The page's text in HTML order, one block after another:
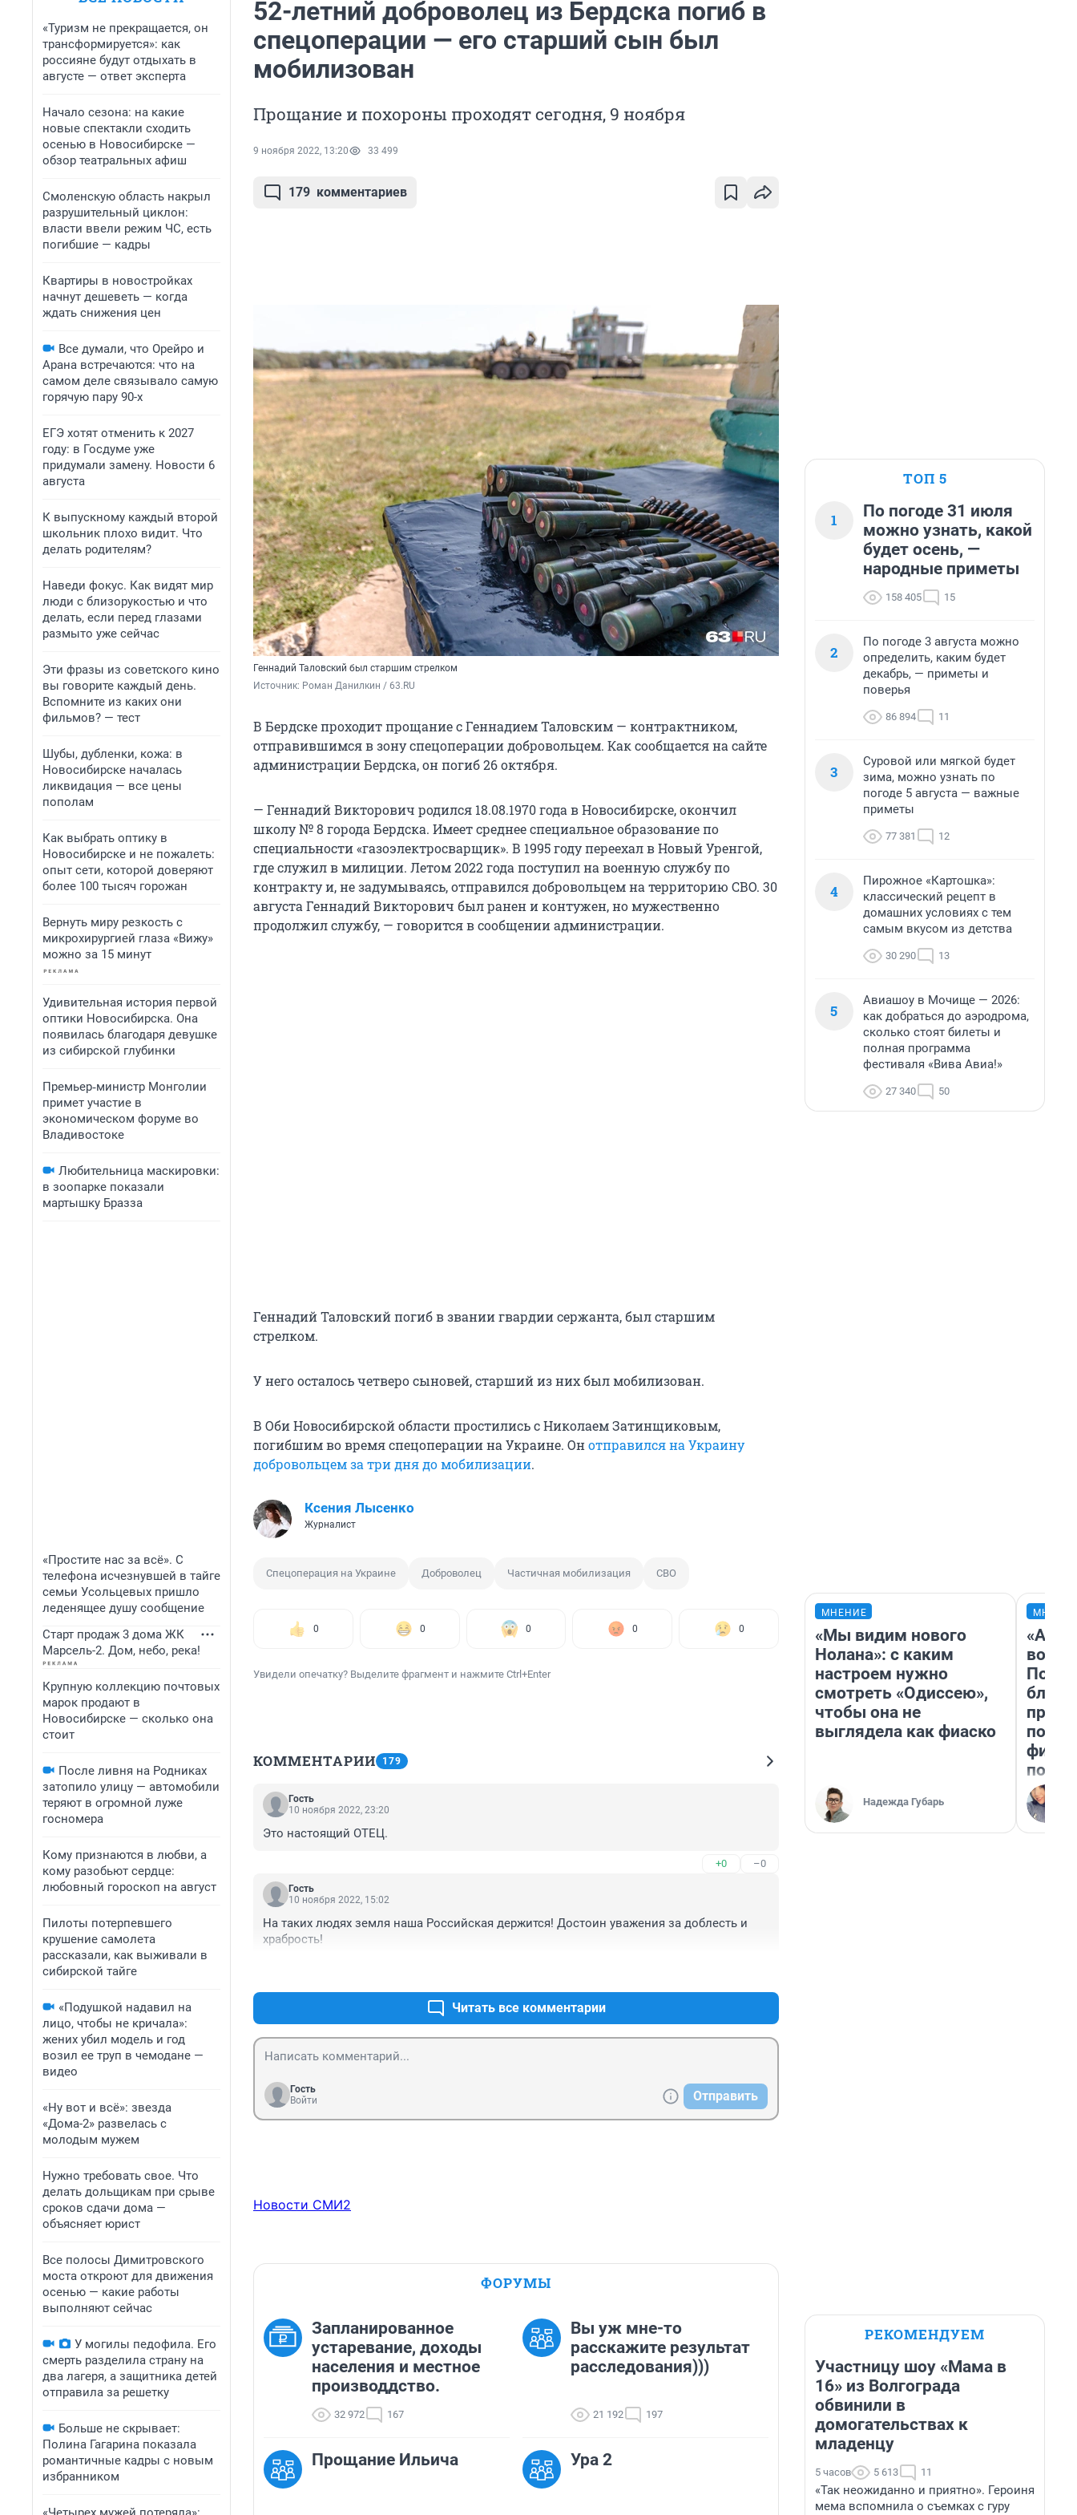
«Туризм не прекращается, он
трансформируется»: как
россияне будут отдыхать в
августе — ответ эксперта
Начало сезона: на какие
новые спектакли сходить
осенью в Новосибирске —
обзор театральных афиш
Смоленскую область накрыл
разрушительный циклон:
власти ввели режим ЧС, есть
погибшие — кадры
Квартиры в новостройках
начнут дешеветь — когда
ждать снижения цен
Все думали, что Орейро и
Арана встречаются: что на
самом деле связывало самую
горячую пару 90-х
ЕГЭ хотят отменить к 2027
году: в Госдуме уже
придумали замену. Новости 6
августа
К выпускному каждый второй
школьник плохо видит. Что
делать родителям?
Наведи фокус. Как видят мир
люди с близорукостью и что
делать, если перед глазами
размыто уже сейчас
Эти фразы из советского кино
вы говорите каждый день.
Вспомните из каких они
фильмов? — тест
Шубы, дубленки, кожа: в
Новосибирске началась
ликвидация — все цены
пополам
Как выбрать оптику в
Новосибирске и не пожалеть:
опыт сети, которой доверяют
более 100 тысяч горожан
Вернуть миру резкость с
микрохирургией глаза «Вижу»
можно за 15 минут
Удивительная история первой
оптики Новосибирска. Она
появилась благодаря девушке
из сибирской глубинки
Премьер‑министр Монголии
примет участие в
экономическом форуме во
Владивостоке
Любительница маскировки:
в зоопарке показали
мартышку Бразза
«Простите нас за всё». С
телефона исчезнувшей в тайге
семьи Усольцевых пришло
леденящее душу сообщение
Старт продаж 3 дома ЖК
Марсель-2. Дом, небо, река!
Крупную коллекцию почтовых
марок продают в
Новосибирске — сколько она
стоит
После ливня на Родниках
затопило улицу — автомобили
теряют в огромной луже
госномера
Кому признаются в любви, а
кому разобьют сердце:
любовный гороскоп на август
Пилоты потерпевшего
крушение самолета
рассказали, как выживали в
сибирской тайге
«Подушкой надавил на
лицо, чтобы не кричала»:
жених убил модель и год
возил ее труп в чемодане —
видео
«Ну вот и всё»: звезда
«Дома-2» развелась с
молодым мужем
Нужно требовать свое. Что
делать дольщикам при срыве
сроков сдачи дома —
объясняет юрист
Все полосы Димитровского
моста откроют для движения
осенью — какие работы
выполняют сейчас
У могилы педофила. Его
смерть разделила страну на
два лагеря, а защитника детей
отправила за решетку
Больше не скрывает:
Полина Гагарина показала
романтичные кадры с новым
избранником
52-летний доброволец из Бердска погиб в
спецоперации — его старший сын был
мобилизован
Прощание и похороны проходят сегодня, 9 ноября
9 ноября 2022, 13:20 33 499
179 комментариев
Геннадий Таловский был старшим стрелком
Источник: Роман Данилкин / 63.RU
В Бердске проходит прощание с Геннадием Таловским — контрактником,
отправившимся в зону спецоперации добровольцем. Как сообщается на сайте
администрации Бердска, он погиб 26 октября.
— Геннадий Викторович родился 18.08.1970 года в Новосибирске, окончил
школу № 8 города Бердска. Имеет среднее специальное образование по
специальности «газоэлектросварщик». В 1995 году переехал в Новый Уренгой,
где служил в милиции. Летом 2022 года поступил на военную службу по
контракту и, не задумываясь, отправился добровольцем на территорию СВО. 30
августа Геннадий Викторович был ранен и контужен, но мужественно
продолжил службу, — говорится в сообщении администрации.
Геннадий Таловский погиб в звании гвардии сержанта, был старшим
стрелком.
У него осталось четверо сыновей, старший из них был мобилизован.
В Оби Новосибирской области простились с Николаем Затинщиковым,
погибшим во время спецоперации на Украине. Онотправился на Украину
добровольцем за три дня до мобилизации.
Ксения Лысенко
Журналист
Спецоперация на Украине Доброволец Частичная мобилизация СВО
0 0 0 0 0
Увидели опечатку? Выделите фрагмент и нажмите Ctrl+Enter
КОММЕНТАРИИ 179
Гость
10 ноября 2022, 23:20
Это настоящий ОТЕЦ.
+0 –0
Гость
10 ноября 2022, 15:02
На таких людях земля наша Российская держится! Достоин уважения за доблесть и
храбрость!
Читать все комментарии
Гость
Войти
Отправить
Новости СМИ2
ФОРУМЫ
Запланированное
устаревание, доходы
населения и местное
производдство.
32 972 167
Вы уж мне-то
расскажите результат
расследования)))
21 192 197
Прощание Ильича Ура 2
ТОП 5
1
По погоде 31 июля
можно узнать, какой
будет осень, —
народные приметы
158 405 15
2
По погоде 3 августа можно
определить, каким будет
декабрь, — приметы и
поверья
86 894 11
3
Суровой или мягкой будет
зима, можно узнать по
погоде 5 августа — важные
приметы
77 381 12
4
Пирожное «Картошка»:
классический рецепт в
домашних условиях с тем
самым вкусом из детства
30 290 13
5
Авиашоу в Мочище — 2026:
как добраться до аэродрома,
сколько стоят билеты и
полная программа
фестиваля «Вива Авиа!»
27 340 50
МНЕНИЕ
«Мы видим нового
Нолана»: с каким
настроем нужно
смотреть «Одиссею»,
чтобы она не
выглядела как фиаско
Надежда Губарь
вот
РЕКОМЕНДУЕМ
Участницу шоу «Мама в
16» из Волгограда
обвинили в
домогательствах к
младенцу
5 часов 5 613 11
«Так неожиданно и приятно». Героиня
мема вспомнила о съемках с гуру